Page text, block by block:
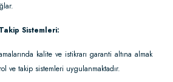
Sistemleri:
kalite ve istikrarı garanti altına almak
ve takip sistemleri uygulanmaktadır.